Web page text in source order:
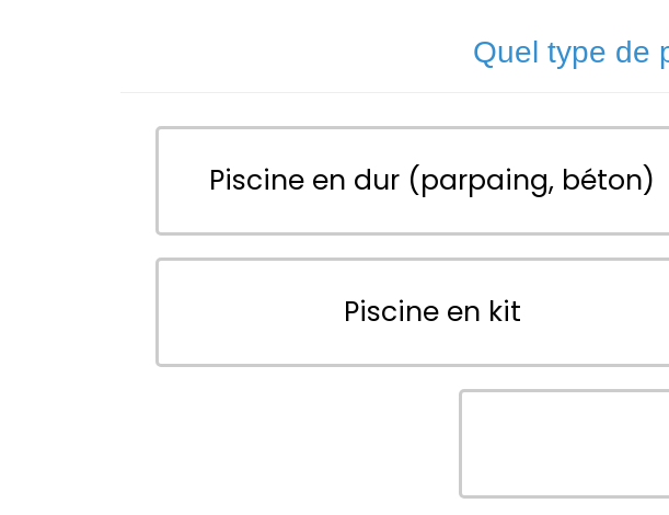
Quel type de
Piscine en dur (parpaing, béton)
Piscine en kit